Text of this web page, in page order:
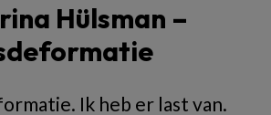
Hülsman –
Ik heb er last van.